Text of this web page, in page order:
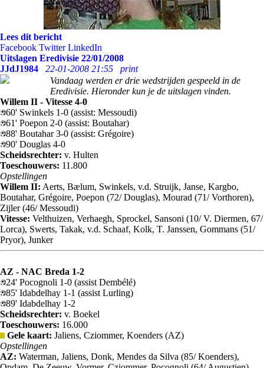
Lees dit bericht
Facebook Twitter LinkedIn
Uitslagen Eredivisie 22/01/2008
JJdJ1984
22-01-2008 21:55
print
Vandaag werden er drie wedstrijden gespeeld in de
Eredivisie. Hieronder kun je de uitslagen vinden.
Willem II - Vitesse 4-0
60' Swinkels 1-0 (assist: Messoudi)
61' Poepon 2-0 (assist: Boutahar)
88' Boutahar 3-0 (assist: Grégoire)
90' Douglas 4-0
Scheidsrechter: v. Hulten
Toeschouwers: 11.800
Opstellingen
Willem II: Aerts, Bælum, Swinkels, v.d. Struijk, Janse, Kargbo,
Boutahar, Grégoire, Poepon (72/ Douglas), Mourad (71/ Vorthoren),
Zijler (46/ Messoudi)
Vitesse: Velthuizen, Verhaegh, Sprockel, Sansoni (10/ V. Diermen, 67/
Lorca), Swerts, Takak, v.d. Schaaf, Kolk, T. Janssen, Gommans (51/
Pryor), Junker
AZ - NAC Breda 1-2
24' Pocognoli 1-0 (assist Dembélé)
85' Idabdelhay 1-1 (assist Lurling)
89' Idabdelhay 1-2
Scheidsrechter: v. Boekel
Toeschouwers: 16.000
Gele kaart: Jaliens, Cziommer, Koenders (AZ)
Opstellingen
AZ: Waterman, Jaliens, Donk, Mendes da Silva (85/ Koenders),